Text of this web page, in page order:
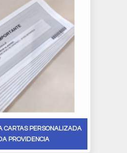
CARTAS PERSONALIZADA
PROVIDENCIA